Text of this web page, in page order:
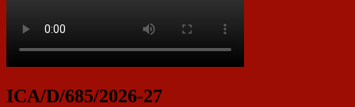
ICA/D/685/2026-27